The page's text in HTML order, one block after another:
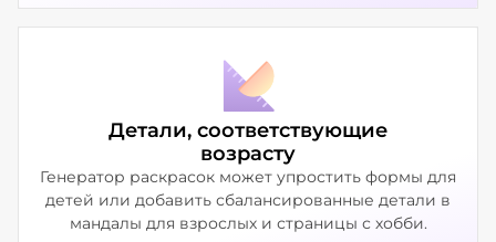
Детали, соответствующие
возрасту
Генератор раскрасок может упростить формы для
детей или добавить сбалансированные детали в
мандалы для взрослых и страницы с хобби.